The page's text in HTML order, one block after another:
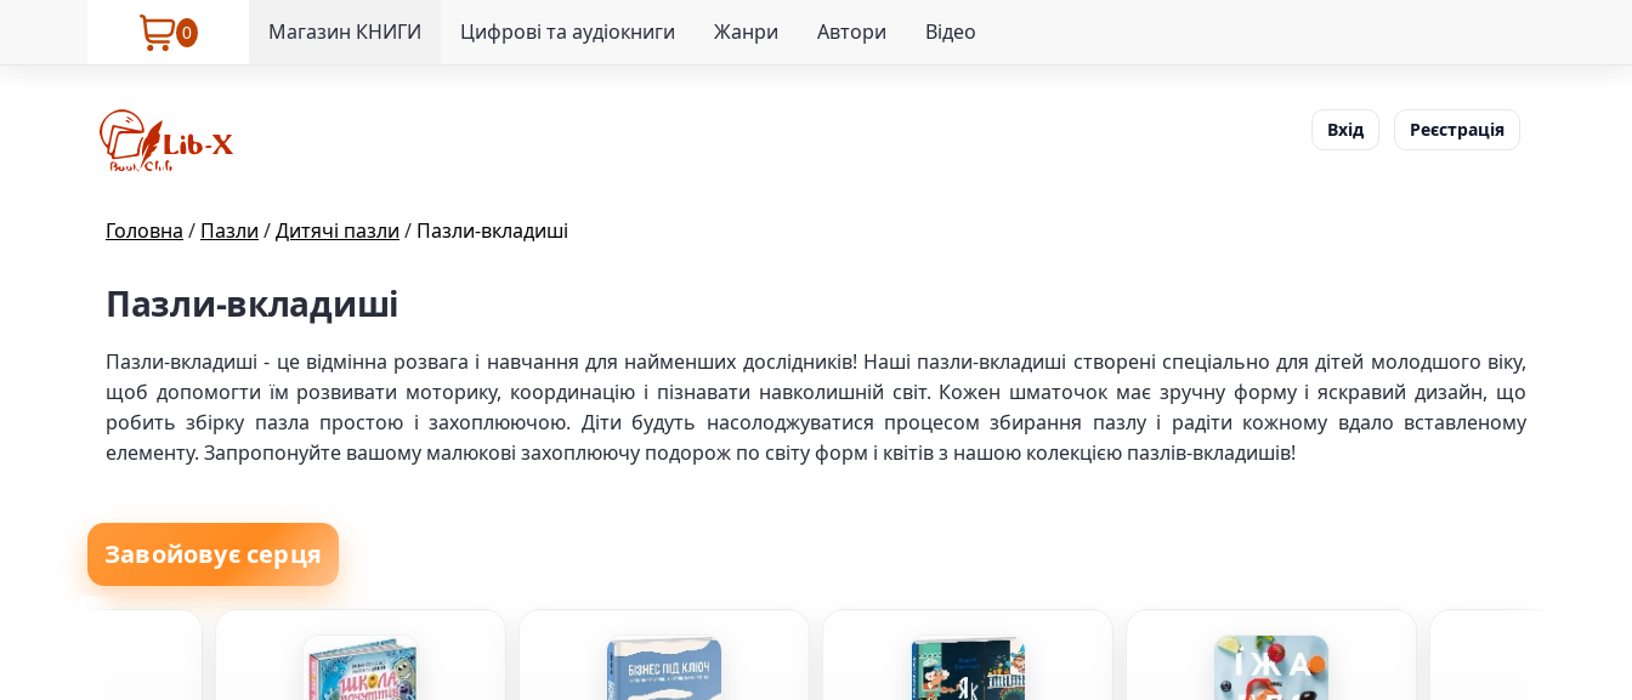
0 Магазин КНИГИ Цифрові та аудіокниги Жанри Автори Відео
Вхід Реєстрація
Головна / Пазли /Дитячі пазли / Пазли-вкладиші
Пазли-вкладиші
Пазли-вкладиші - це відмінна розвага і навчання для найменших дослідників! Наші пазли-вкладиші створені спеціально для дітей молодшого віку,
щоб допомогти їм розвивати моторику, координацію і пізнавати навколишній світ. Кожен шматочок має зручну форму і яскравий дизайн, що
робить збірку пазла простою і захоплюючою. Діти будуть насолоджуватися процесом збирання пазлу і радіти кожному вдало вставленому
елементу. Запропонуйте вашому малюкові захоплюючу подорож по світу форм і квітів з нашою колекцією пазлів-вкладишів!
Завойовує серця